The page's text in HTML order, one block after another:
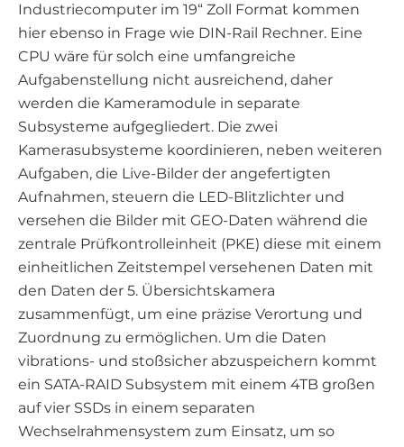
Industriecomputer im 19“ Zoll Format kommen
hier ebenso in Frage wie DIN-Rail Rechner. Eine
CPU wäre für solch eine umfangreiche
Aufgabenstellung nicht ausreichend, daher
werden die Kameramodule in separate
Subsysteme aufgegliedert. Die zwei
Kamerasubsysteme koordinieren, neben weiteren
Aufgaben, die Live-Bilder der angefertigten
Aufnahmen, steuern die LED-Blitzlichter und
versehen die Bilder mit GEO-Daten während die
zentrale Prüfkontrolleinheit (PKE) diese mit einem
einheitlichen Zeitstempel versehenen Daten mit
den Daten der 5. Übersichtskamera
zusammenfügt, um eine präzise Verortung und
Zuordnung zu ermöglichen. Um die Daten
vibrations- und stoßsicher abzuspeichern kommt
ein SATA-RAID Subsystem mit einem 4TB großen
auf vier SSDs in einem separaten
Wechselrahmensystem zum Einsatz, um so